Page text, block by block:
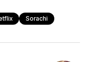
Sorachi